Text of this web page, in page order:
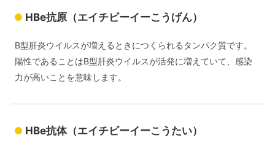
HBe抗原（エイチビーイーこうげん）
B型肝炎ウイルスが増えるときにつくられるタンパク質です。
陽性であることはB型肝炎ウイルスが活発に増えていて、感染
力が高いことを意味します。
HBe抗体（エイチビーイーこうたい）